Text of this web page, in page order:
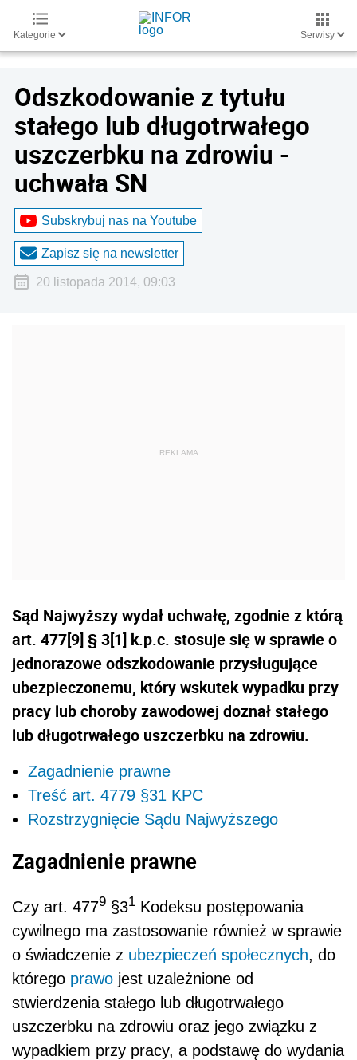
Kategorie Serwisy
Odszkodowanie z tytułu
stałego lub długotrwałego
uszczerbku na zdrowiu -
uchwała SN
Subskrybuj nas na Youtube
Zapisz się na newsletter
20 listopada 2014, 09:03
Sąd Najwyższy wydał uchwałę, zgodnie z którą
art. 477[9] § 3[1] k.p.c. stosuje się w sprawie o
jednorazowe odszkodowanie przysługujące
ubezpieczonemu, który wskutek wypadku przy
pracy lub choroby zawodowej doznał stałego
lub długotrwałego uszczerbku na zdrowiu.
Zagadnienie prawne
Treść art. 4779 §31 KPC
Rozstrzygnięcie Sądu Najwyższego
Zagadnienie prawne
Czy art. 4779 §31 Kodeksu postępowania
cywilnego ma zastosowanie również w sprawie
o świadczenie z ubezpieczeń społecznych, do
którego prawo jest uzależnione od
stwierdzenia stałego lub długotrwałego
uszczerbku na zdrowiu oraz jego związku z
wypadkiem przy pracy, a podstawę do wydania